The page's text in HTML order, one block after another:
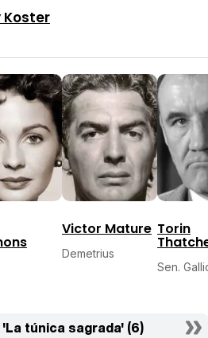
Koster
Victor Mature
Demetrius
Torin
Sen.
túnica sagrada' (6)